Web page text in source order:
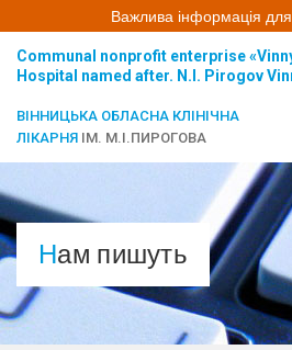
Важлива інформація для
Communal nonprofit enterprise
Hospital named after. N.I. Pirogov
ВІННИЦЬКА ОБЛАСНА КЛІНІЧНА
ЛІКАРНЯ ІМ. М.І.ПИРОГОВА
Нам пишуть